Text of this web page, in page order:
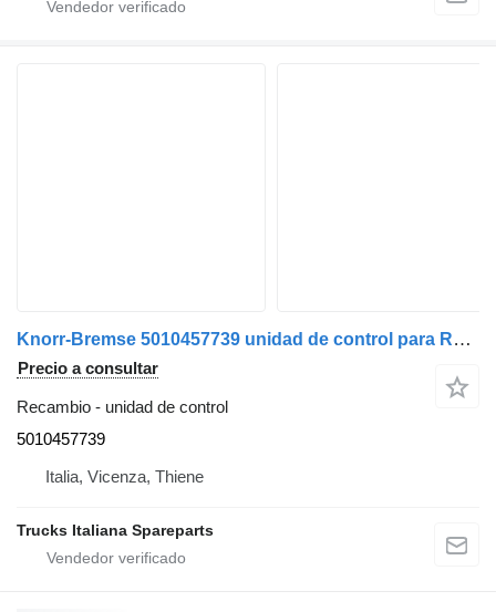
Knorr-Bremse 5010457739 unidad de control para Renault Magnum 2001>2010 cabeza tractora
Precio a consultar
Recambio - unidad de control
5010457739
Italia, Vicenza, Thiene
Trucks Italiana Spareparts